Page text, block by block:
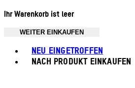
Ihr Warenkorb ist leer
WEITER EINKAUFEN
NEU EINGETROFFEN
NACH PRODUKT EINKAUFEN